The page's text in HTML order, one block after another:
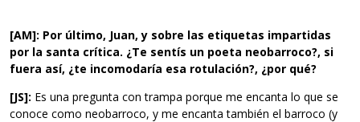
[AM]: Por último, Juan, y sobre las etiquetas impartidas
por la santa crítica. ¿Te sentís un poeta neobarroco?, si
fuera así, ¿te incomodaría esa rotulación?, ¿por qué?
[JS]: Es una pregunta con trampa porque me encanta lo que se
conoce como neobarroco, y me encanta también el barroco (y